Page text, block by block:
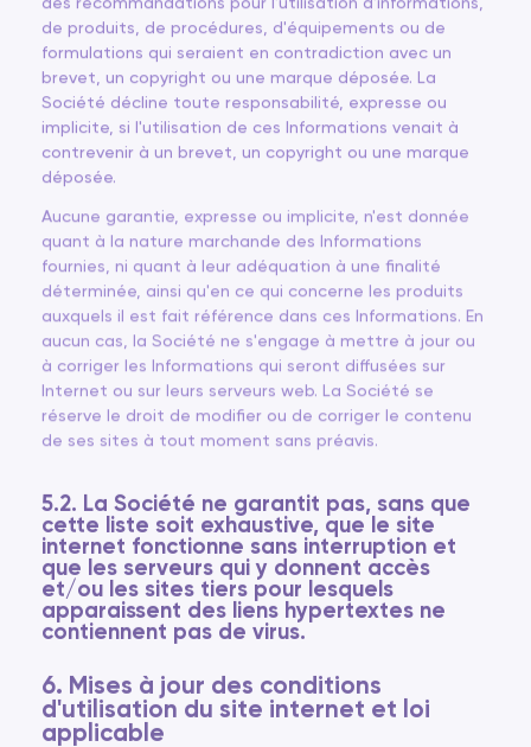
de produits, de procédures, d'équipements ou de
formulations qui seraient en contradiction avec un
brevet, un copyright ou une marque déposée. La
Société décline toute responsabilité, expresse ou
implicite, si l'utilisation de ces Informations venait à
contrevenir à un brevet, un copyright ou une marque
déposée.
Aucune garantie, expresse ou implicite, n'est donnée
quant à la nature marchande des Informations
fournies, ni quant à leur adéquation à une finalité
déterminée, ainsi qu'en ce qui concerne les produits
auxquels il est fait référence dans ces Informations. En
aucun cas, la Société ne s'engage à mettre à jour ou
à corriger les Informations qui seront diffusées sur
Internet ou sur leurs serveurs web. La Société se
réserve le droit de modifier ou de corriger le contenu
de ses sites à tout moment sans préavis.
5.2. La Société ne garantit pas, sans que
cette liste soit exhaustive, que le site
internet fonctionne sans interruption et
que les serveurs qui y donnent accès
et/ou les sites tiers pour lesquels
apparaissent des liens hypertextes ne
contiennent pas de virus.
6. Mises à jour des conditions
d'utilisation du site internet et loi
applicable